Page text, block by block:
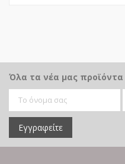
Όλα τα νέα μας προϊόντα
Εγγραφείτε